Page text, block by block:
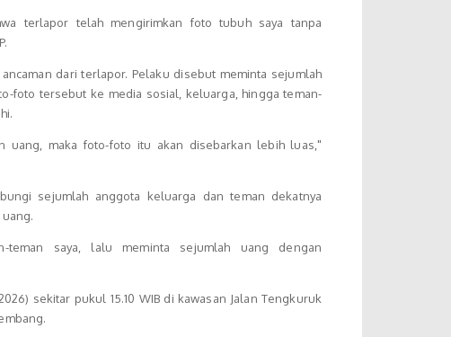
terlapor telah mengirimkan foto tubuh saya tanpa
dari terlapor. Pelaku disebut meminta sejumlah
foto tersebut ke media sosial, keluarga, hingga teman-
uang, maka foto-foto itu akan disebarkan lebih luas,"
sejumlah anggota keluarga dan teman dekatnya
teman saya, lalu meminta sejumlah uang dengan
sekitar pukul 15.10 WIB di kawasan Jalan Tengkuruk